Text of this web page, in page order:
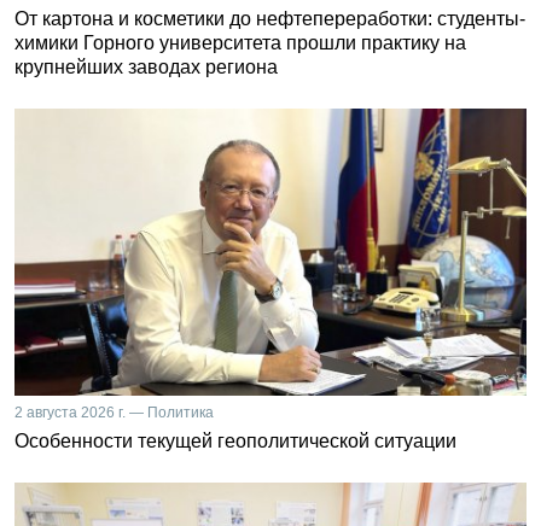
От картона и косметики до нефтепереработки: студенты-
химики Горного университета прошли практику на
крупнейших заводах региона
2 августа 2026 г. — Политика
Особенности текущей геополитической ситуации